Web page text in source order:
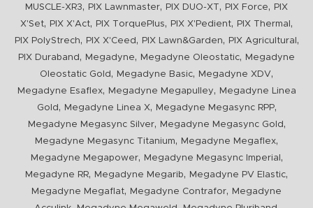
MUSCLE-XR3, PIX Lawnmaster, PIX DUO-XT , PIX Force,
PIX
X'Set, PIX X'Act, PIX TorquePlus, PIX X'Pedient, PIX Thermal ,
PIX PolyStrech, PIX X'Ceed , PIX Lawn&Garden, PIX Agricultural ,
PIX Duraband , Megadyne, Megadyne Oleostatic,
Megadyne
Oleostatic Gold , Megadyne Basic, Megadyne XDV,
Megadyne Esaflex, Megadyne Megapulley,
Megadyne Linea
Gold , Megadyne Linea X, Megadyne Megasync RPP,
Megadyne Megasync Silver, Megadyne Megasync Gold ,
Megadyne Megasync Titanium, Megadyne Megaflex,
Megadyne Megapower, Megadyne Megasync Imperial ,
Megadyne RR, Megadyne Megarib, Megadyne PV Elastic,
Megadyne Megaflat, Megadyne Contrafor,
Megadyne